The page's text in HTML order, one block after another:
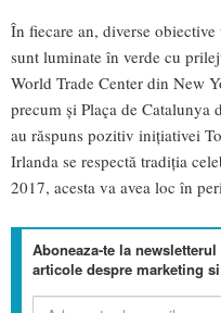
În fiecare an, diverse
sunt luminate în verde cu
World Trade Center din New
precum şi Plaça de
au răspuns pozitiv iniţiativei
Irlanda se respectă tradiţia
2017, acesta va avea loc în
Aboneaza-te la
articole despre marketing